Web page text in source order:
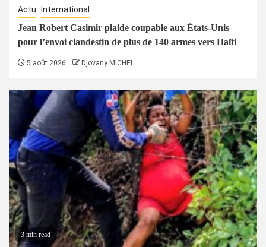
Actu International
Jean Robert Casimir plaide coupable aux États-Unis
pour l’envoi clandestin de plus de 140 armes vers Haïti
5 août 2026 Djovany MICHEL
3 min read